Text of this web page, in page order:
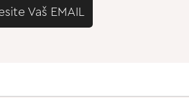
Vaš EMAIL